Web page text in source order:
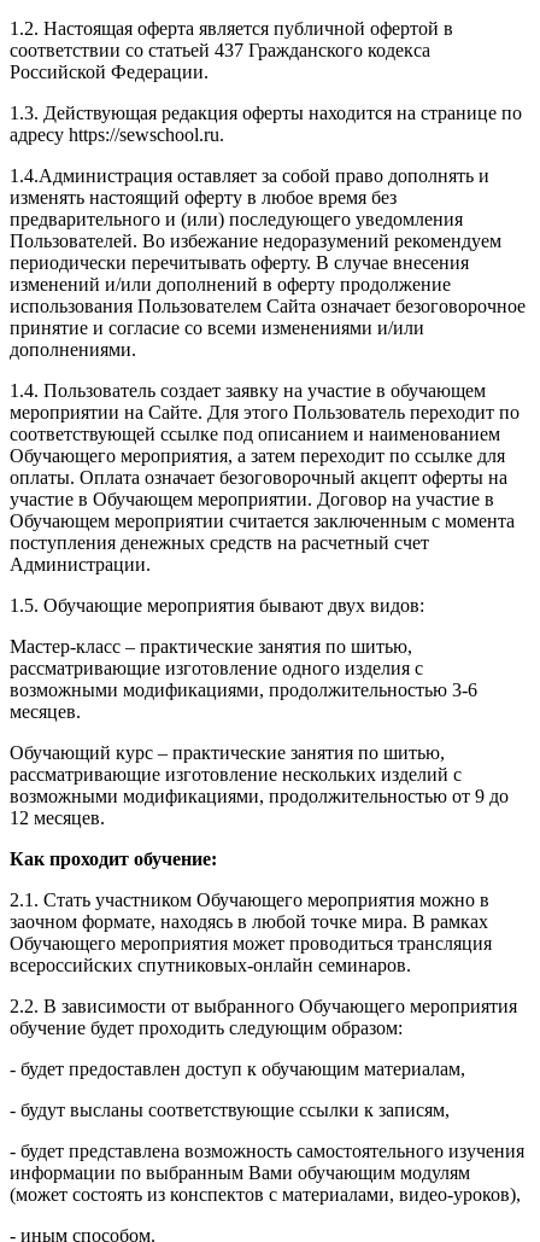
1.2. Настоящая оферта является публичной офертой в
соответствии со статьей 437 Гражданского кодекса
Российской Федерации.
1.3. Действующая редакция оферты находится на странице по
адресу https://sewschool.ru.
1.4.Администрация оставляет за собой право дополнять и
изменять настоящий оферту в любое время без
предварительного и (или) последующего уведомления
Пользователей. Во избежание недоразумений рекомендуем
периодически перечитывать оферту. В случае внесения
изменений и/или дополнений в оферту продолжение
использования Пользователем Сайта означает безоговорочное
принятие и согласие со всеми изменениями и/или
дополнениями.
1.4. Пользователь создает заявку на участие в обучающем
мероприятии на Сайте. Для этого Пользователь переходит по
соответствующей ссылке под описанием и наименованием
Обучающего мероприятия, а затем переходит по ссылке для
оплаты. Оплата означает безоговорочный акцепт оферты на
участие в Обучающем мероприятии. Договор на участие в
Обучающем мероприятии считается заключенным с момента
поступления денежных средств на расчетный счет
Администрации.
1.5. Обучающие мероприятия бывают двух видов:
Мастер-класс – практические занятия по шитью,
рассматривающие изготовление одного изделия с
возможными модификациями, продолжительностью 3-6
месяцев.
Обучающий курс – практические занятия по шитью,
рассматривающие изготовление нескольких изделий с
возможными модификациями, продолжительностью от 9 до
12 месяцев.
Как проходит обучение:
2.1. Стать участником Обучающего мероприятия можно в
заочном формате, находясь в любой точке мира. В рамках
Обучающего мероприятия может проводиться трансляция
всероссийских спутниковых-онлайн семинаров.
2.2. В зависимости от выбранного Обучающего мероприятия
обучение будет проходить следующим образом:
- будет предоставлен доступ к обучающим материалам,
- будут высланы соответствующие ссылки к записям,
- будет представлена возможность самостоятельного изучения
информации по выбранным Вами обучающим модулям
(может состоять из конспектов с материалами, видео-уроков),
- иным способом.